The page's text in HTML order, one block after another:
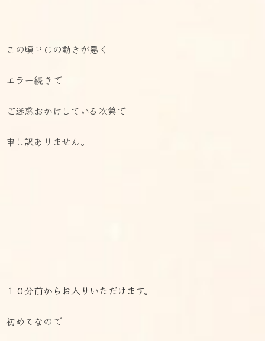
この頃ＰＣの動きが悪く
エラー続きで
ご迷惑おかけしている次第で
申し訳ありません。
１０分前からお入りいただけます。
初めてなので